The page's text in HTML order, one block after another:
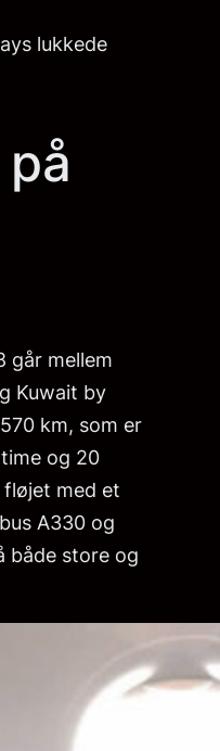
lukkede
går mellem
Kuwait by
km, som er
og 20
med et
A330 og
både store og